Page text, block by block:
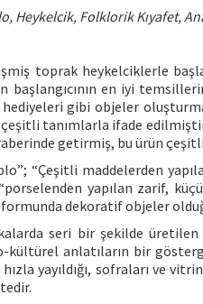
Heykelcik, Folklorik Kıyafet,
toprak heykelciklerle
başlangıcının en iyi
gibi objeler
tanımlarla ifade
getirmiş, bu ürün
“Çeşitli maddelerden
yapılan zarif,
dekoratif objeler
seri bir şekilde
kültürel anlatıların bir
yayıldığı, sofraları ve